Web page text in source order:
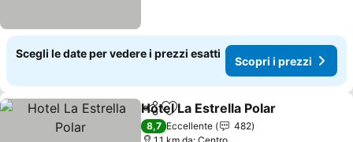
Scegli le date per vedere i prezzi esatti
Scopri i prezzi
CondividiAggiungi ai preferiti
Hotel La Estrella Polar
8,7 Eccellente
482